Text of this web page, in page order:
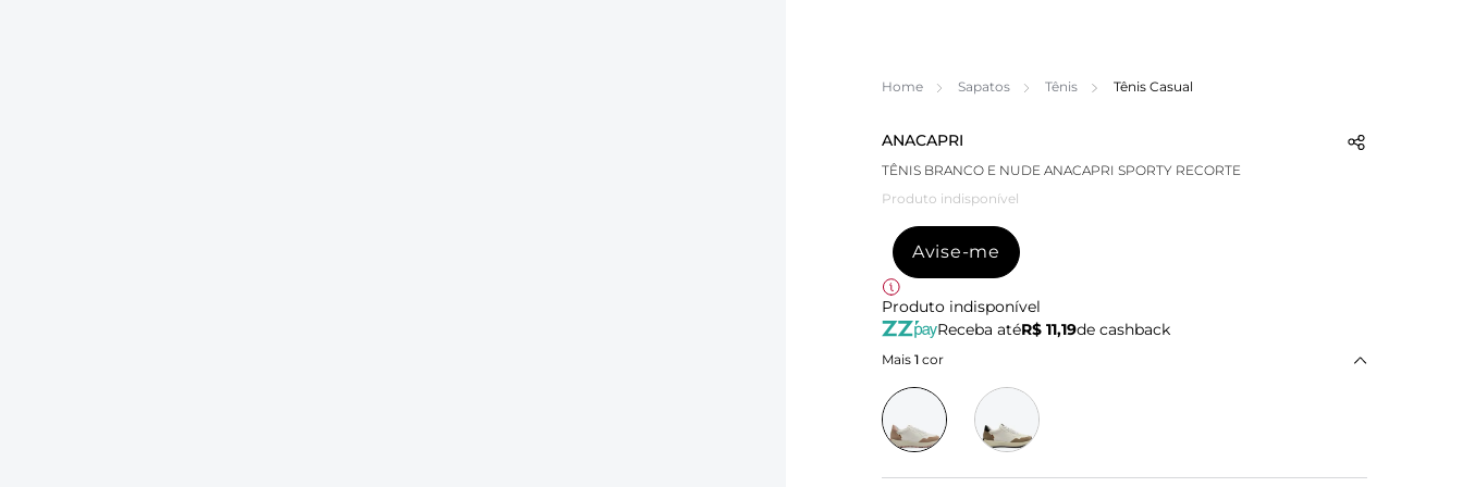
Home Sapatos Tênis Tênis Casual
ANACAPRI
TÊNIS BRANCO E NUDE ANACAPRI SPORTY RECORTE
Produto indisponível
Avise-me
Produto indisponível
Receba atéR$ 11,19de cashback
Mais 1 cor